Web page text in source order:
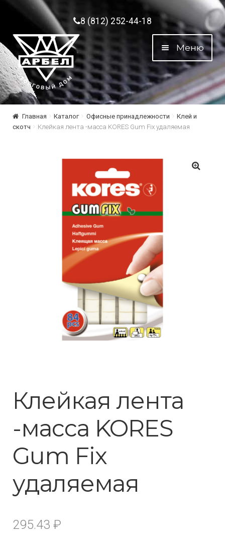
Перейти к навигации
Перейти к содержимому8 (812) 252-44-18
Меню
Главная Каталог Офисные принадлежности
Клей и
скотч
Клейкая лента -масса KORES Gum Fix удаляемая
Клейкая лента
-масса KORES
Gum Fix
удаляемая
295.43 ₽